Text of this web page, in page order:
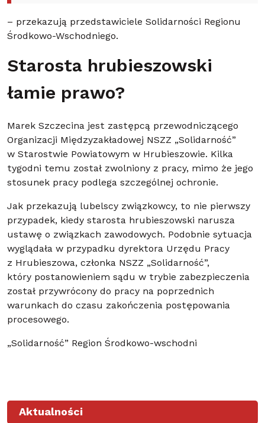
– przekazują przedstawiciele Solidarności Regionu
Środkowo-Wschodniego.
Starosta hrubieszowski
łamie prawo?
Marek Szczecina jest zastępcą przewodniczącego
Organizacji Międzyzakładowej NSZZ „Solidarność”
w Starostwie Powiatowym w Hrubieszowie. Kilka
tygodni temu został zwolniony z pracy, mimo że jego
stosunek pracy podlega szczególnej ochronie.
Jak przekazują lubelscy związkowcy, to nie pierwszy
przypadek, kiedy starosta hrubieszowski narusza
ustawę o związkach zawodowych. Podobnie sytuacja
wyglądała w przypadku dyrektora Urzędu Pracy
z Hrubieszowa, członka NSZZ „Solidarność”,
który postanowieniem sądu w trybie zabezpieczenia
został przywrócony do pracy na poprzednich
warunkach do czasu zakończenia postępowania
procesowego.
„Solidarność” Region Środkowo-wschodni
Aktualności